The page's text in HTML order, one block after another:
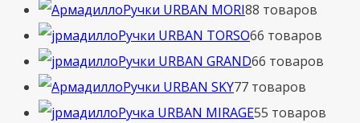
Ручки URBAN MORI88 товаров
Ручки URBAN TORSO66 товаров
Ручки URBAN GRAND66 товаров
Ручки URBAN SKY77 товаров
Ручка URBAN MIRAGE55 товаров